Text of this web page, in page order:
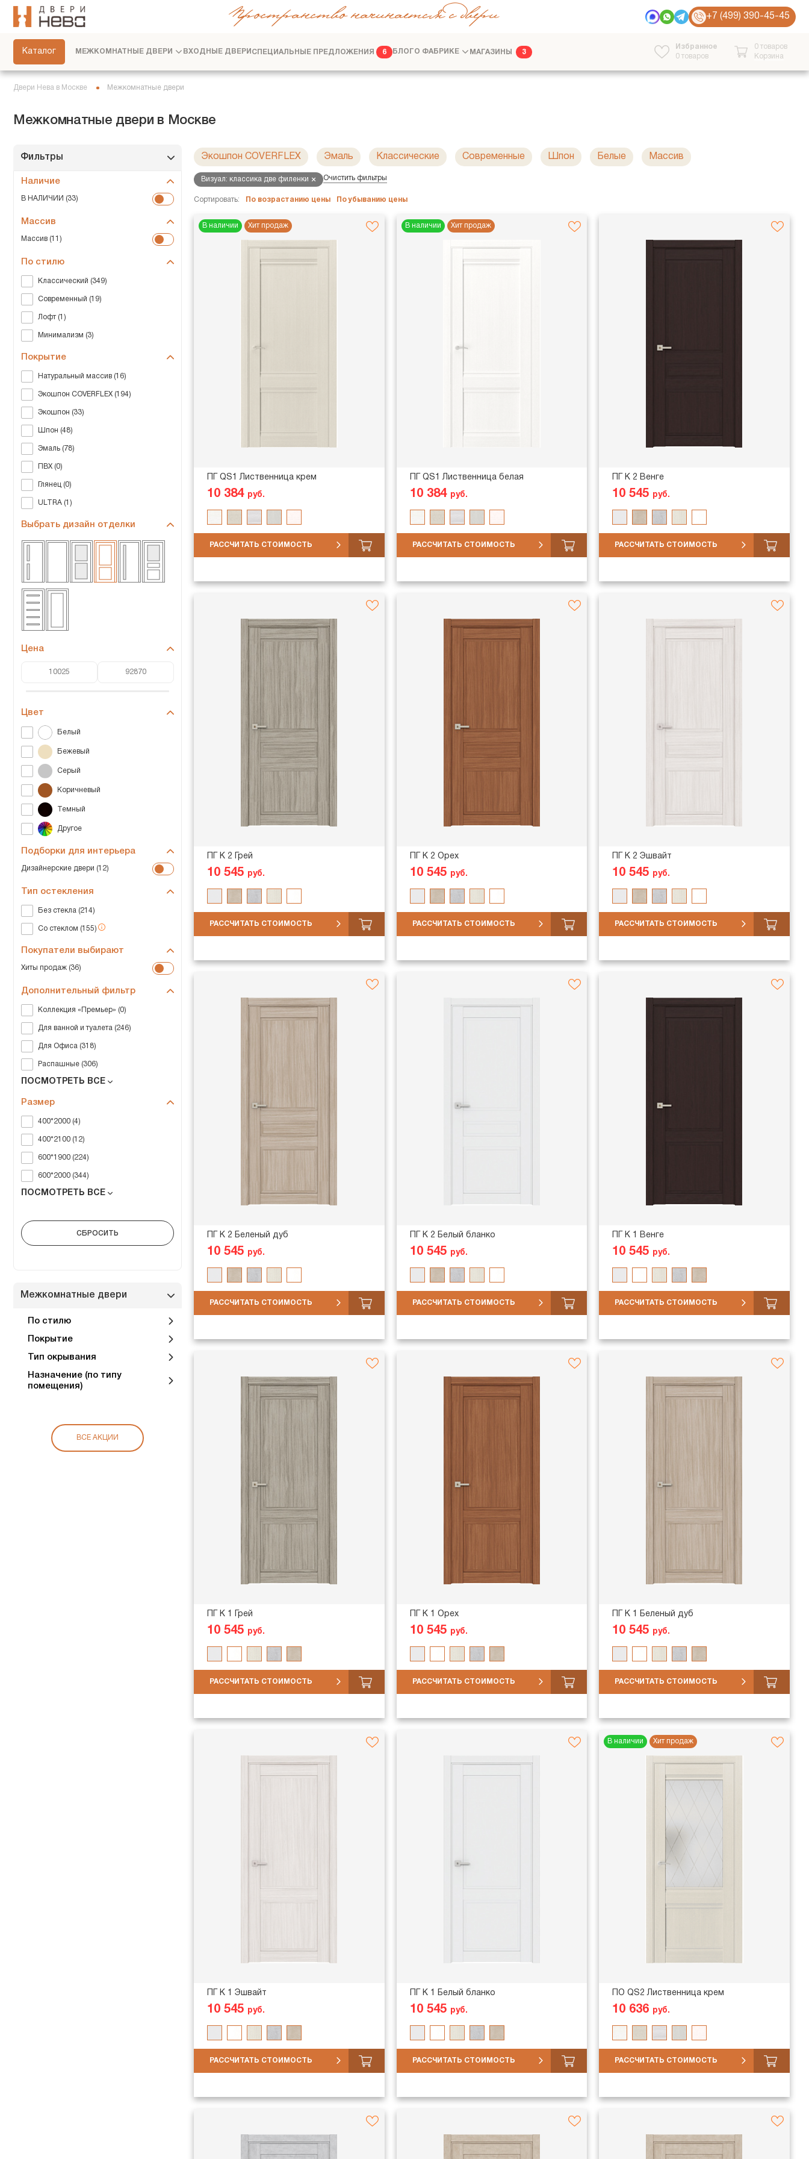
Пространство начинается с двери +7 (499) 390-45-45
Каталог
СКРЫТЫЕ ДВЕРИ
СЕРВИС
МЕЖКОМНАТНЫЕ ДВЕРИ ВХОДНЫЕ ДВЕРИ СПЕЦИАЛЬНЫЕ ПРЕДЛОЖЕНИЯ 6 БЛОГО ФАБРИКЕ
МАГАЗИНЫ 3
Избранное
0 товаров
0 товаров
Корзина
Двери Нева в Москве Межкомнатные двери
Межкомнатные двери в Москве
Фильтры
Наличие
В НАЛИЧИИ (33)
Массив
Массив (11)
По стилю
Классический (349)
Современный (19)
Лофт (1)
Минимализм (3)
Покрытие
Натуральный массив (16)
Экошпон COVERFLEX (194)
Экошпон (33)
Шпон (48)
Эмаль (78)
ПВХ (0)
Глянец (0)
ULTRA (1)
Выбрать дизайн отделки
Цена
Цвет
Подборки для интерьера
Дизайнерские двери (12)
Тип остекления
Без стекла (214)
Со стеклом (155)
Покупатели выбирают
Хиты продаж (36)
Дополнительный фильтр
Коллекция «Премьер» (0)
Для ванной и туалета (246)
Для Офиса (318)
Распашные (306)
ПОСМОТРЕТЬ ВСЕ
Размер
400*2000 (4)
400*2100 (12)
600*1900 (224)
600*2000 (344)
ПОСМОТРЕТЬ ВСЕ
Межкомнатные двери
По стилю
Покрытие
Тип окрывания
Назначение (по типу
помещения)
ВСЕ АКЦИИ
Экошпон COVERFLEX Эмаль Классические Современные Шпон Белые Массив
Визуал: классика две филенки Очистить фильтры
Сортировать: По возрастанию цены По убыванию цены
В наличии Хит продаж
ПГ QS1 Лиственница крем
10 384 руб.
РАССЧИТАТЬ СТОИМОСТЬ
В наличии Хит продаж
ПГ QS1 Лиственница белая
10 384 руб.
РАССЧИТАТЬ СТОИМОСТЬ
ПГ K 2 Венге
10 545 руб.
РАССЧИТАТЬ СТОИМОСТЬ
ПГ K 2 Грей
10 545 руб.
РАССЧИТАТЬ СТОИМОСТЬ
ПГ K 2 Орех
10 545 руб.
РАССЧИТАТЬ СТОИМОСТЬ
ПГ K 2 Эшвайт
10 545 руб.
РАССЧИТАТЬ СТОИМОСТЬ
ПГ K 2 Беленый дуб
10 545 руб.
РАССЧИТАТЬ СТОИМОСТЬ
ПГ K 2 Белый бланко
10 545 руб.
РАССЧИТАТЬ СТОИМОСТЬ
ПГ K 1 Венге
10 545 руб.
РАССЧИТАТЬ СТОИМОСТЬ
ПГ K 1 Грей
10 545 руб.
РАССЧИТАТЬ СТОИМОСТЬ
ПГ K 1 Орех
10 545 руб.
РАССЧИТАТЬ СТОИМОСТЬ
ПГ K 1 Беленый дуб
10 545 руб.
РАССЧИТАТЬ СТОИМОСТЬ
ПГ K 1 Эшвайт
10 545 руб.
РАССЧИТАТЬ СТОИМОСТЬ
ПГ K 1 Белый бланко
10 545 руб.
РАССЧИТАТЬ СТОИМОСТЬ
В наличии Хит продаж
ПО QS2 Лиственница крем
10 636 руб.
РАССЧИТАТЬ СТОИМОСТЬ